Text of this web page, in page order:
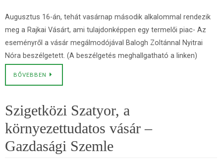
Augusztus 16-án, tehát vasárnap második alkalommal rendezik
meg a Rajkai Vásárt, ami tulajdonképpen egy termelői piac- Az
eseményről a vásár megálmodójával Balogh Zoltánnal Nyitrai
Nóra beszélgetett. (A beszélgetés meghallgatható a linken)
BŐVEBBEN
Szigetközi Szatyor, a
környezettudatos vásár –
Gazdasági Szemle